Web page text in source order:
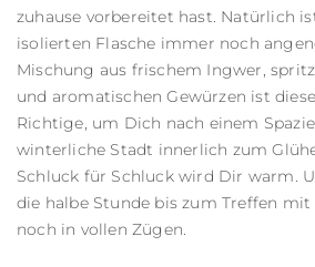
zuhause vorbereitet hast. Natürlich
isolierten Flasche immer noch
Mischung aus frischem Ingwer,
und aromatischen Gewürzen ist
Richtige, um Dich nach einem
winterliche Stadt innerlich zum
Schluck für Schluck wird Dir warm.
die halbe Stunde bis zum Treffen mit
noch in vollen Zügen.